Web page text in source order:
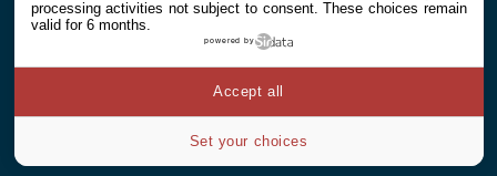
processing activities not subject to consent. These choices remain
valid for 6 months.
powered by
Set your choices
Accept all